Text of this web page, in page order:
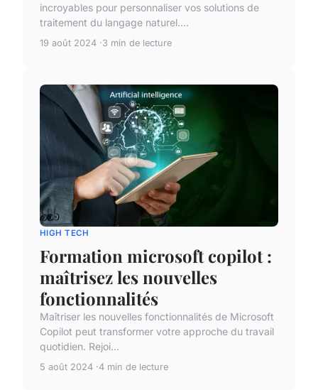
incroyables pour personnaliser vos solutions de
traitement du langage naturel....
19 août 2024 3 min de lecture
HIGH TECH
Formation microsoft copilot :
maîtrisez les nouvelles
fonctionnalités
Maîtriser les nouvelles fonctionnalités de Microsoft
Copilot peut transformer votre approche du travail
quotidien. Rejoi...
5 août 2024 4 min de lecture